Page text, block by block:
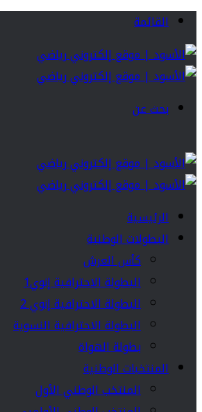
القائمة
بحث عن
الرئيسية
البطولات الوطنية
كأس العرش
البطولة الاحترافية إنوي1
البطولة الاحترافية إنوي 2
البطولة الاحترافية النسوية
بطولة الهواة
المنتخبات الوطنية
المنتخب الوطني الأول